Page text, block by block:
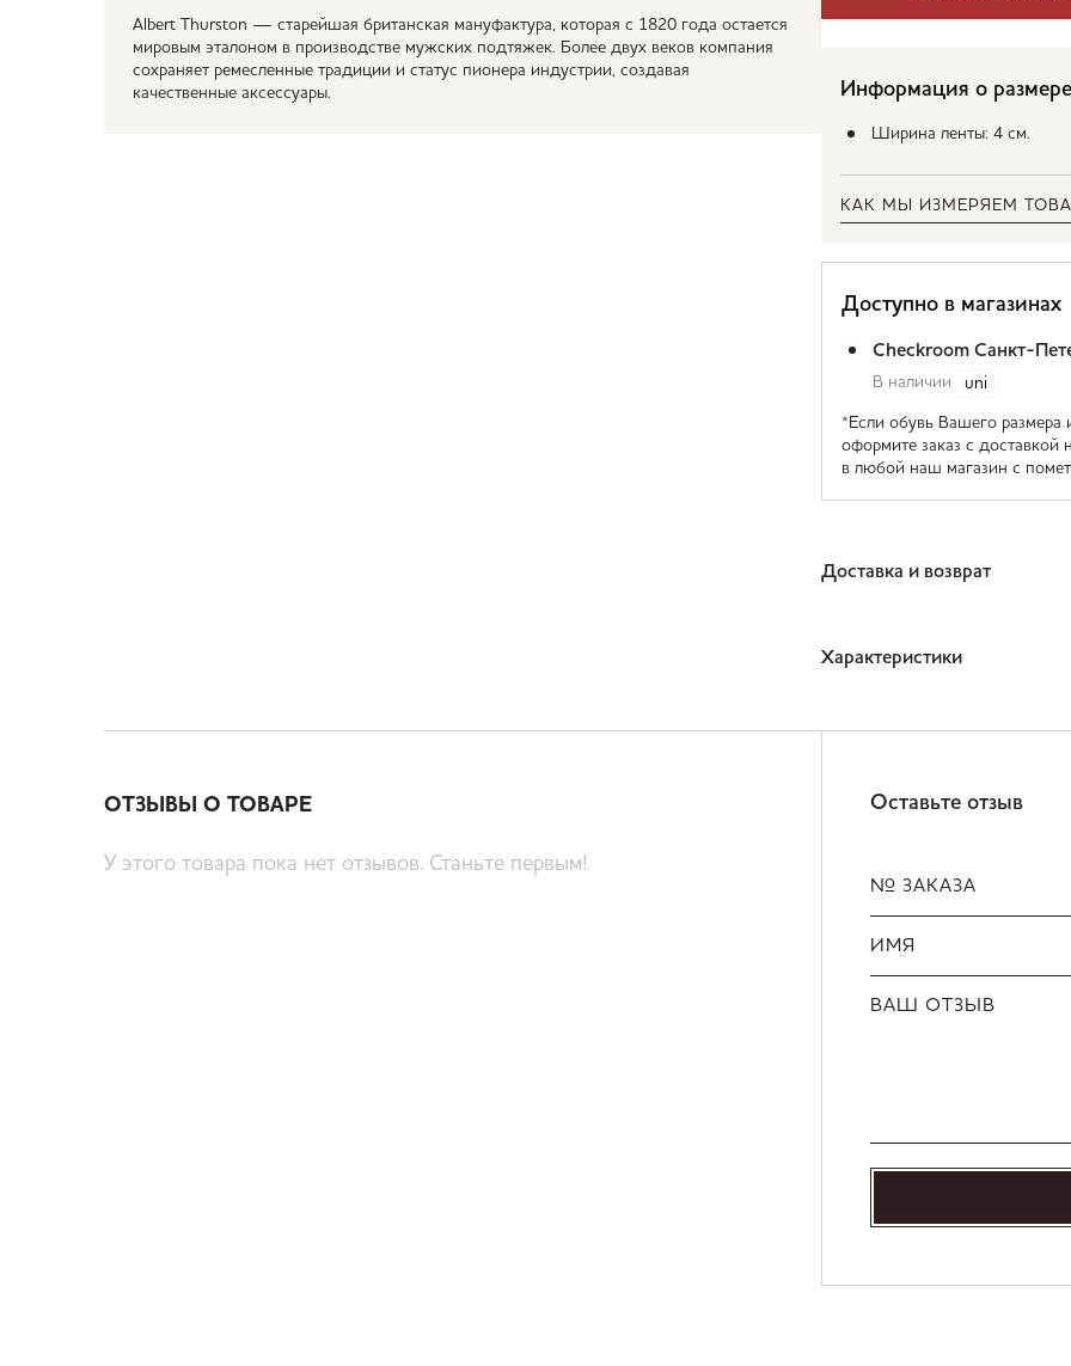
Albert Thurston — старейшая британская мануфактура, которая с 1820 года остается
мировым эталоном в производстве мужских подтяжек. Более двух веков компания
сохраняет ремесленные традиции и статус пионера индустрии, создавая
качественные аксессуары.
Информация о размере
Ширина ленты: 4 см.
КАК МЫ ИЗМЕРЯЕМ
Доступно в магазинах
Checkroom Санкт-
В наличии uni
*Если обувь Вашего размера
оформите заказ с
в любой наш магазин с
Доставка и возврат
Характеристики
ОТЗЫВЫ О ТОВАРЕ
У этого товара пока нет отзывов. Станьте первым!
Оставьте отзыв
№ ЗАКАЗА
ИМЯ
ВАШ ОТЗЫВ